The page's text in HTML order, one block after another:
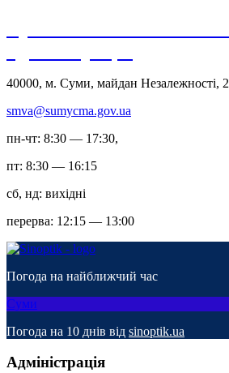
40000, м. Суми, майдан Незалежності, 2
smva@sumycma.gov.ua
пн-чт: 8:30 — 17:30,
пт: 8:30 — 16:15
сб, нд: вихідні
перерва: 12:15 — 13:00
Погода на найближчий час
Суми
Погода на 10 днів від sinoptik.ua
Адміністрація